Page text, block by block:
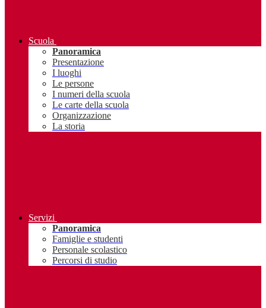
Scuola
Panoramica
Presentazione
I luoghi
Le persone
I numeri della scuola
Le carte della scuola
Organizzazione
La storia
Servizi
Panoramica
Famiglie e studenti
Personale scolastico
Percorsi di studio